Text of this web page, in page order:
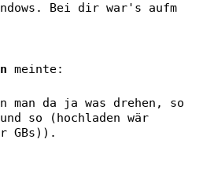
Bei dir war's aufm
meinte:
man da ja was drehen, so
so (hochladen wär
GBs)).